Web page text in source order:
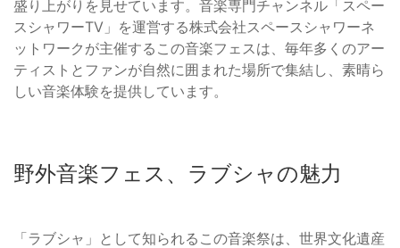
盛り上がりを見せています。音楽専門チャンネル「スペー
スシャワーTV」を運営する株式会社スペースシャワーネ
ットワークが主催するこの音楽フェスは、毎年多くのアー
ティストとファンが自然に囲まれた場所で集結し、素晴ら
しい音楽体験を提供しています。
野外音楽フェス、ラブシャの魅力
「ラブシャ」として知られるこの音楽祭は、世界文化遺産